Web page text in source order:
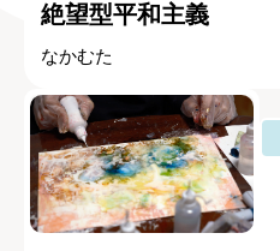
絶望型平和主義
なかむた